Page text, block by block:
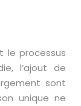
le processus
l’ajout de
sont
unique ne